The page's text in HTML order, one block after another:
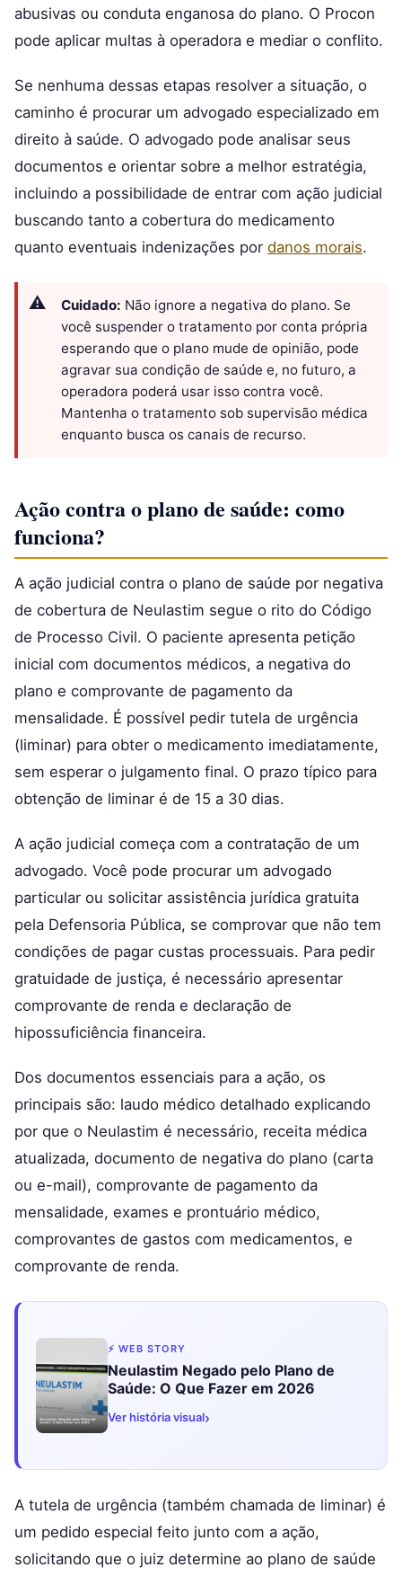
abusivas ou conduta enganosa do plano. O Procon
pode aplicar multas à operadora e mediar o conflito.
Se nenhuma dessas etapas resolver a situação, o
caminho é procurar um advogado especializado em
direito à saúde. O advogado pode analisar seus
documentos e orientar sobre a melhor estratégia,
incluindo a possibilidade de entrar com ação judicial
buscando tanto a cobertura do medicamento
quanto eventuais indenizações por danos morais.
Cuidado: Não ignore a negativa do plano. Se
você suspender o tratamento por conta própria
esperando que o plano mude de opinião, pode
agravar sua condição de saúde e, no futuro, a
operadora poderá usar isso contra você.
Mantenha o tratamento sob supervisão médica
enquanto busca os canais de recurso.
Ação contra o plano de saúde: como
funciona?
A ação judicial contra o plano de saúde por negativa
de cobertura de Neulastim segue o rito do Código
de Processo Civil. O paciente apresenta petição
inicial com documentos médicos, a negativa do
plano e comprovante de pagamento da
mensalidade. É possível pedir tutela de urgência
(liminar) para obter o medicamento imediatamente,
sem esperar o julgamento final. O prazo típico para
obtenção de liminar é de 15 a 30 dias.
A ação judicial começa com a contratação de um
advogado. Você pode procurar um advogado
particular ou solicitar assistência jurídica gratuita
pela Defensoria Pública, se comprovar que não tem
condições de pagar custas processuais. Para pedir
gratuidade de justiça, é necessário apresentar
comprovante de renda e declaração de
hipossuficiência financeira.
Dos documentos essenciais para a ação, os
principais são: laudo médico detalhado explicando
por que o Neulastim é necessário, receita médica
atualizada, documento de negativa do plano (carta
ou e-mail), comprovante de pagamento da
mensalidade, exames e prontuário médico,
comprovantes de gastos com medicamentos, e
comprovante de renda.
⚡ WEB STORY
Neulastim Negado pelo Plano de
Saúde: O Que Fazer em 2026
Ver história visual›
A tutela de urgência (também chamada de liminar) é
um pedido especial feito junto com a ação,
solicitando que o juiz determine ao plano de saúde